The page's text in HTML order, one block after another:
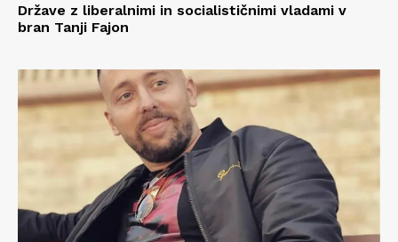
Države z liberalnimi in socialističnimi vladami v
bran Tanji Fajon